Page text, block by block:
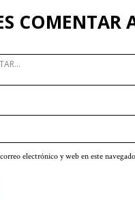
COMENTAR
electrónico y web en este